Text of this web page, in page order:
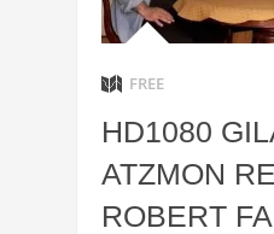
FREE
HD1080
ATZMON
ROBERT